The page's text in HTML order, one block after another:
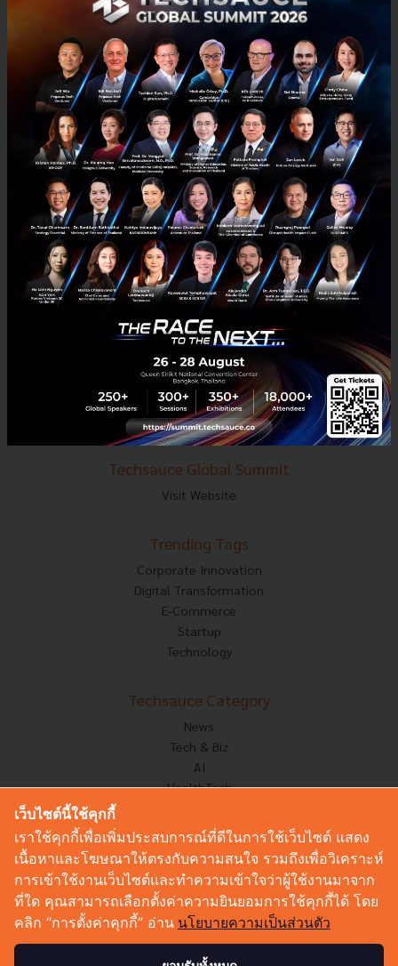
SCG sb-thailand Regenerative
techsauce-global-summit-2024
E-mail :contact@techsauce.co
Tel : 02-001-5375
Mobile : 06-4658-9500
Techsauce Media
Techsauce Services
Privacy Policy
ส่งบทความ
Techsauce Global Summit
Visit Website
Trending Tags
Corporate Innovation
Digital Transformation
E-Commerce
Startup
Technology
Techsauce Category
News
Tech & Biz
AI
HealthTech
Corp Innov
Saucy Thoughts
Sustainable
Videos
Podcast
เว็บไซต์นี้ใช้คุกกี้
เราใช้คุกกี้เพื่อเพิ่มประสบการณ์ที่ดีในการใช้เว็บไซต์ แสดง
เนื้อหาและโฆษณาให้ตรงกับความสนใจ รวมถึงเพื่อวิเคราะห์
การเข้าใช้งานเว็บไซต์และทำความเข้าใจว่าผู้ใช้งานมาจาก
ที่ใด คุณสามารถเลือกตั้งค่าความยินยอมการใช้คุกกี้ได้ โดย
คลิก “การตั้งค่าคุกกี้” อ่าน นโยบายความเป็นส่วนตัว